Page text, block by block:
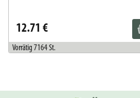
12.71 €
Vorrätig 7164 St.